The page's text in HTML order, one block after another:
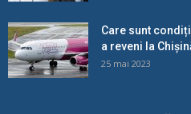
Care sunt
a reveni la
25 mai 2023